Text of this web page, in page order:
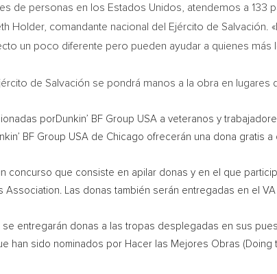
de personas en los Estados Unidos, atendemos a 133
Holder, comandante nacional del Ejército de Salvación.
un poco diferente pero pueden ayudar a quienes más
de Salvación se pondrá manos a la obra en lugares
porDunkin’ BF Group USA a veteranos y
BF Group USA de Chicago ofrecerán una dona gratis
concurso que consiste en apilar donas y en el que
Las donas también serán entregadas en el
se entregarán donas a las tropas desplegadas en sus
han sido nominados por Hacer las Mejores Obras (Doing